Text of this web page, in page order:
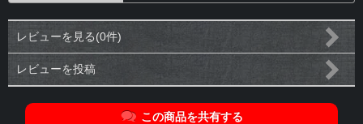
レビューを見る(0件)
レビューを投稿
この商品を共有する